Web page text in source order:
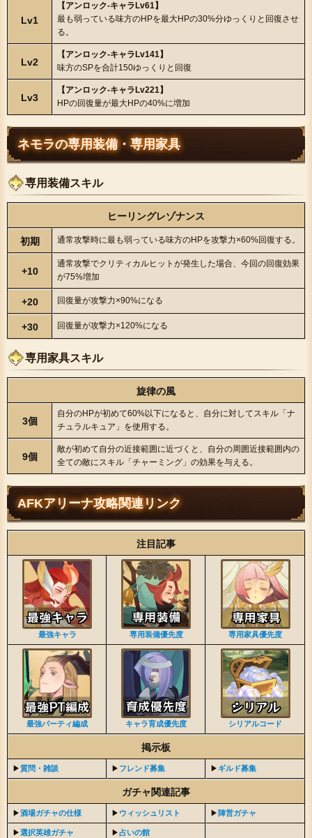
Lv1
【アンロック-キャラLv61】
最も弱っている味方のHPを最大HPの30%分ゆっくりと回復させ
る。
Lv2
【アンロック-キャラLv141】
味方のSPを合計150ゆっくりと回復
Lv3
【アンロック-キャラLv221】
HPの回復量が最大HPの40%に増加
ネモラの専用装備・専用家具
専用装備スキル
ヒーリングレゾナンス
初期 通常攻撃時に最も弱っている味方のHPを攻撃力×60%回復する。
+10
通常攻撃でクリティカルヒットが発生した場合、今回の回復効果
が75%増加
+20 回復量が攻撃力×90%になる
+30 回復量が攻撃力×120%になる
専用家具スキル
旋律の風
3個
自分のHPが初めて60%以下になると、自分に対してスキル「ナ
チュラルキュア」を使用する。
9個
敵が初めて自分の近接範囲に近づくと、自分の周囲近接範囲内の
全ての敵にスキル「チャーミング」の効果を与える。
AFKアリーナ攻略関連リンク
注目記事
最強キャラ 専用装備優先度 専用家具優先度
最強パーティ編成 キャラ育成優先度 シリアルコード
掲示板
▶︎質問・雑談 ▶︎ フレンド募集 ▶︎ ギルド募集
ガチャ関連記事
▶︎酒場ガチャの仕様 ▶︎ ウィッシュリスト ▶︎ 陣営ガチャ
▶︎選択英雄ガチャ ▶︎占いの館